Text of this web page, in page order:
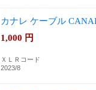
カナレ ケーブル
1,000 円
ＸＬＲコード
2023/8